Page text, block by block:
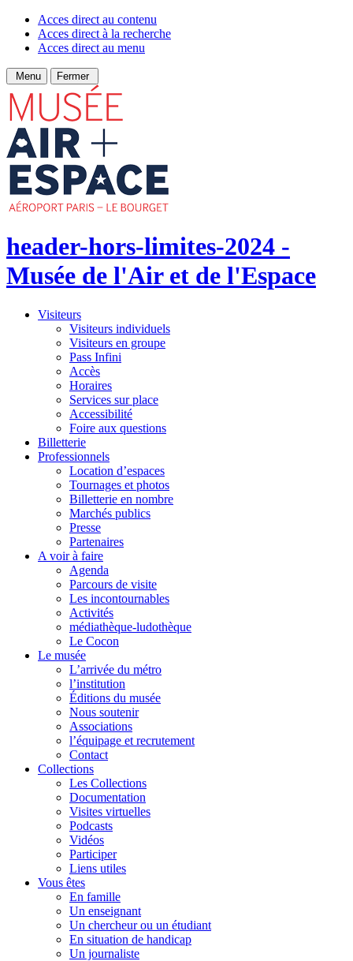
Acces direct au contenu
Acces direct à la recherche
Acces direct au menu
Menu Fermer
header-hors-limites-2024 -
Musée de l'Air et de l'Espace
Visiteurs
Visiteurs individuels
Visiteurs en groupe
Pass Infini
Accès
Horaires
Services sur place
Accessibilité
Foire aux questions
Billetterie
Professionnels
Location d’espaces
Tournages et photos
Billetterie en nombre
Marchés publics
Presse
Partenaires
A voir à faire
Agenda
Parcours de visite
Les incontournables
Activités
médiathèque-ludothèque
Le Cocon
Le musée
L’arrivée du métro
l’institution
Éditions du musée
Nous soutenir
Associations
l’équipage et recrutement
Contact
Collections
Les Collections
Documentation
Visites virtuelles
Podcasts
Vidéos
Participer
Liens utiles
Vous êtes
En famille
Un enseignant
Un chercheur ou un étudiant
En situation de handicap
Un journaliste